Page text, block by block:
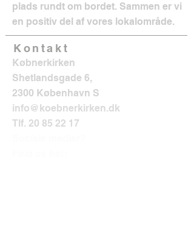
plads rundt om bordet. Sammen er vi
en positiv del af vores lokalområde.
Kontakt
Købnerkirken
Shetlandsgade 6,
2300 København S
info@koebnerkirken.dk
Tlf. 20 85 22 17